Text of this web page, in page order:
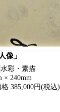
像」
水彩・素描
× 240mm
385,000円(税込)